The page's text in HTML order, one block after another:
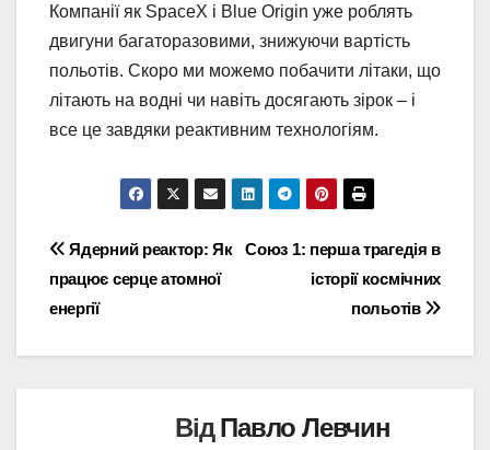
Компанії як SpaceX і Blue Origin уже роблять
двигуни багаторазовими, знижуючи вартість
польотів. Скоро ми можемо побачити літаки, що
літають на водні чи навіть досягають зірок – і
все це завдяки реактивним технологіям.
Навігація
записів
Союз 1: перша трагедія в
історії космічних
польотів
Ядерний реактор: Як
працює серце атомної
енергії
ВідПавло Левчин